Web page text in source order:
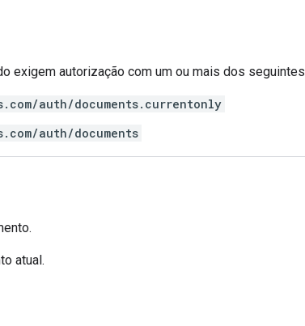
exigem autorização com um ou mais dos seguintes
auth/documents.currentonly
auth/documents
atual.